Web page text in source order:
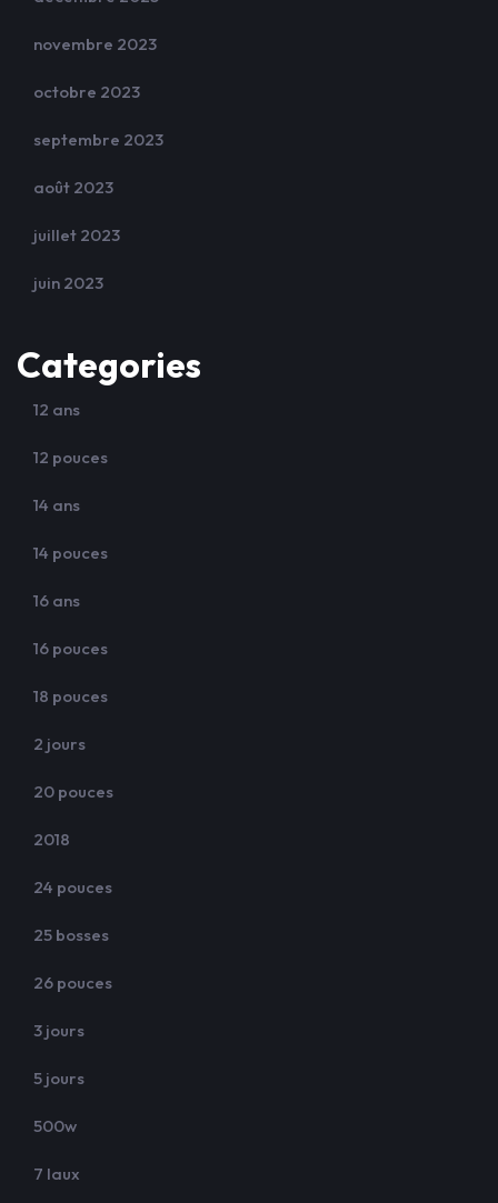
novembre 2023
octobre 2023
septembre 2023
août 2023
juillet 2023
juin 2023
Categories
12 ans
12 pouces
14 ans
14 pouces
16 ans
16 pouces
18 pouces
2 jours
20 pouces
2018
24 pouces
25 bosses
26 pouces
3 jours
5 jours
500w
7 laux